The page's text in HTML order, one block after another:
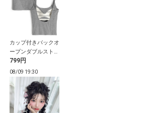
カップ付きバックオ
ープンダブルストラ
ップキャミソール
799円
08/09 19:30